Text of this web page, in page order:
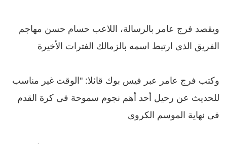
ويقصد فرج عامر بالرسالة، اللاعب حسام حسن مهاجم
الفريق الذى ارتبط اسمه بالزمالك الفترات الأخيرة
وكتب فرج عامر عبر فيس بوك قائلا: "الوقت غير مناسب
للحديث عن رحيل أحد أهم نجوم سموحة فى كرة القدم
فى نهاية الموسم الكروى